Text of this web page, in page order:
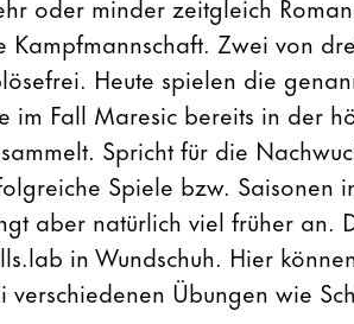
Kampfmannschaft. Zwei von
Heute spielen die
im Fall Maresic bereits in der
Spricht für die
Spiele bzw. Saisonen
aber natürlich viel früher an.
in Wundschuh. Hier
verschiedenen Übungen wie